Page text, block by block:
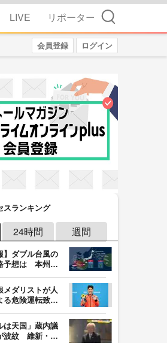
LIVE リポーター 検索
会員登録 ログイン
スランキング
24時間 週間
】ダブル台風の
予想は 本州は
メダリストが人
る危険運転致傷
は天国」蔵内議
波紋 維新・吉